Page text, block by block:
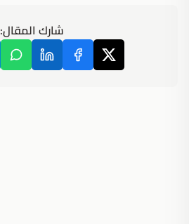
شارك المقال: